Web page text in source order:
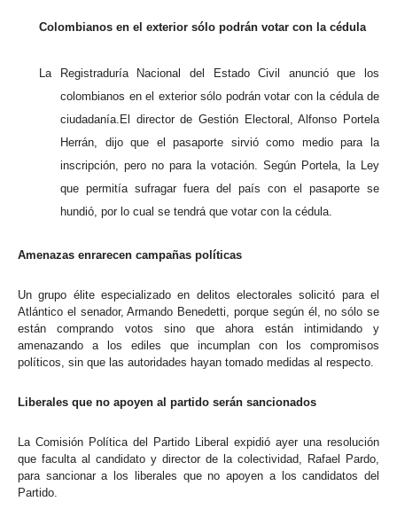
Colombianos en el exterior sólo podrán votar con la cédula
La Registraduría Nacional del Estado Civil anunció que los
colombianos en el exterior sólo podrán votar con la cédula de
ciudadanía.El director de Gestión Electoral, Alfonso Portela
Herrán, dijo que el pasaporte sirvió como medio para la
inscripción, pero no para la votación. Según Portela, la Ley
que permitía sufragar fuera del país con el pasaporte se
hundió, por lo cual se tendrá que votar con la cédula.
Amenazas enrarecen campañas políticas
Un grupo élite especializado en delitos electorales solicitó para el
Atlántico el senador, Armando Benedetti, porque según él, no sólo se
están comprando votos sino que ahora están intimidando y
amenazando a los ediles que incumplan con los compromisos
políticos, sin que las autoridades hayan tomado medidas al respecto.
Liberales que no apoyen al partido serán sancionados
La Comisión Política del Partido Liberal expidió ayer una resolución
que faculta al candidato y director de la colectividad, Rafael Pardo,
para sancionar a los liberales que no apoyen a los candidatos del
Partido.